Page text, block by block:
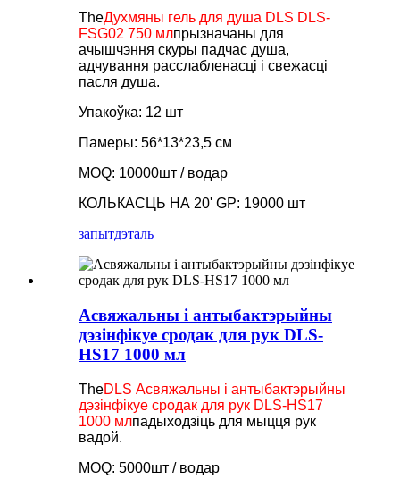
TheДухмяны гель для душа DLS DLS-
FSG02 750 млпрызначаны для
ачышчэння скуры падчас душа,
адчування расслабленасці і свежасці
пасля душа.
Упакоўка: 12 шт
Памеры: 56*13*23,5 см
MOQ: 10000шт / водар
КОЛЬКАСЦЬ НА 20' GP: 19000 шт
запытдэталь
Асвяжальны і антыбактэрыйны
дэзінфікуе сродак для рук DLS-
HS17 1000 мл
TheDLS Асвяжальны і антыбактэрыйны
дэзінфікуе сродак для рук DLS-HS17
1000 млпадыходзіць для мыцця рук
вадой.
MOQ: 5000шт / водар